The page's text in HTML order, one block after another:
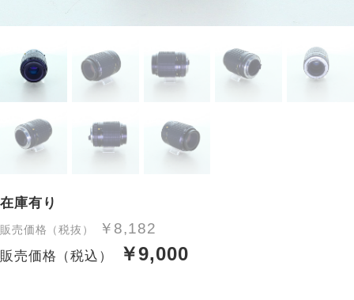
在庫有り
販売価格（税抜） ￥8,182
販売価格（税込） ￥9,000